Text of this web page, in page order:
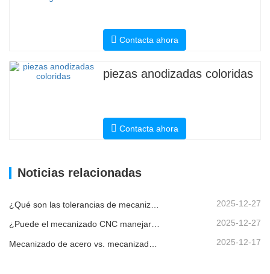
Contacta ahora
piezas anodizadas coloridas
Contacta ahora
Noticias relacionadas
2025-12-27
¿Puede el mecanizado CNC manejar piezas metálicas personalizadas? 2025-12-27
2025-12-17